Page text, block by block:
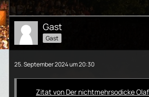
Gast
Gast
25. September 2024 um 20:30
Zitat von Der nichtmehrsodicke Olaf